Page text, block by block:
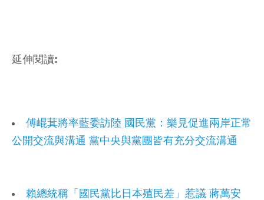
延伸閱讀:
傅崐萁將率藍委訪陸 國民黨：樂見促進兩岸正常
公開交流與溝通 黨中央與黨團皆有充分交流溝通
賴總統稱「國民黨比日本殖民差」惹議 蔣萬安